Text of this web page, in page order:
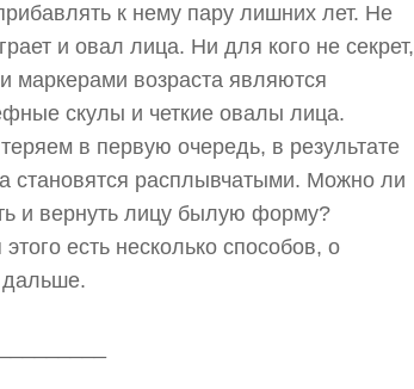
к нему пару лишних лет. Не
и овал лица. Ни для кого не секрет,
маркерами возраста являются
скулы и четкие овалы лица.
в первую очередь, в результате
становятся расплывчатыми. Можно ли
и вернуть лицу былую форму?
есть несколько способов, о
дальше.